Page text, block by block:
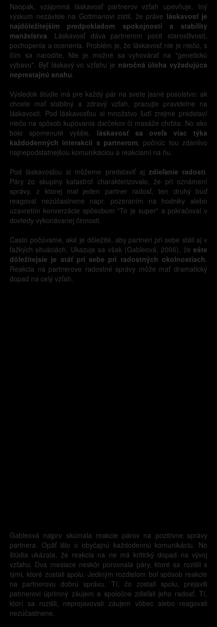
Naopak, vzájomná láskavosť partnerov vzťah upevňuje. Iný
výskum nezávisle na Gottmanovi zistil, že práve láskavosť je
najdôležitejším predpokladom spokojnosti a stability
manželstva. Láskavosť dáva partnerom pocit starostlivosti,
pochopenia a ocenenia. Problém je, že láskavosť nie je niečo, s
čím sa narodíte. Nie je možné sa vyhovárať na "genetickú
výbavu". Byť láskavý vo vzťahu je náročná úloha vyžadujúca
neprestajnú snahu.
Výsledok štúdie má pre každý pár na svete jasné posolstvo: ak
chcete mať stabilný a zdravý vzťah, pracujte pravidelne na
láskavosti. Pod láskavosťou si množstvo ľudí zrejme predstaví
niečo na spôsob kupovania darčekov či masáže chrbta. No ako
bolo spomenuté vyššie, láskavosť sa oveľa viac týka
každodenných interakcií s partnerom, počnúc tou zdanlivo
najnepodstatnejšou komunikáciou a reakciami na ňu.
Pod láskavosťou si môžeme predstaviť aj zdieľanie radosti.
Páry zo skupiny katastrof charakterizovalo, že pri oznámení
správy, z ktorej mal jeden partner radosť, ten druhý buď
reagoval nezúčastnene napr. pozeraním na hodniky alebo
uzavretím konverzácie spôsobom "To je super" a pokračoval v
dovtedy vykonávanej činnosti.
Často počúvame, aké je dôležité, aby partneri pri sebe stáli aj v
ťažkých situáciách. Ukazuje sa však (Gableová, 2006), že ešte
dôležitejsie je stáť pri sebe pri radostných okolnostiach.
Reakcia na partnerove radostné správy môže mať dramatický
dopad na celý vzťah.
Gableová najprv skúmala reakcie párov na pozitívne správy
partnera. Opäť išlo o obyčajnú každodennú komunikáciu. No
štúdia ukázala, že reakcia na ne má kritický dopad na vývoj
vzťahu. Dva mesiace neskôr porovnala páry, ktoré sa rozišli s
tými, ktoré zostali spolu. Jediným rozdielom bol spôsob reakcie
na partnerovu dobrú správu. Tí, čo zostali spolu, prejavili
patrnerovi úprimný záujem a spoločne zdieľali jeho radosť. Tí,
ktorí sa rozišli, neprejavovali záujem vôbec alebo reagovali
nezúčastnene.